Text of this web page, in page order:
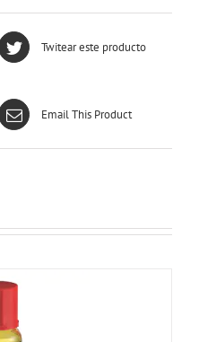
Twitear este producto
Email This Product